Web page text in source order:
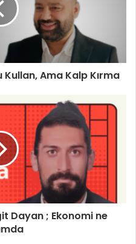
Ama Kalp Kırma
Dayan ; Ekonomi ne